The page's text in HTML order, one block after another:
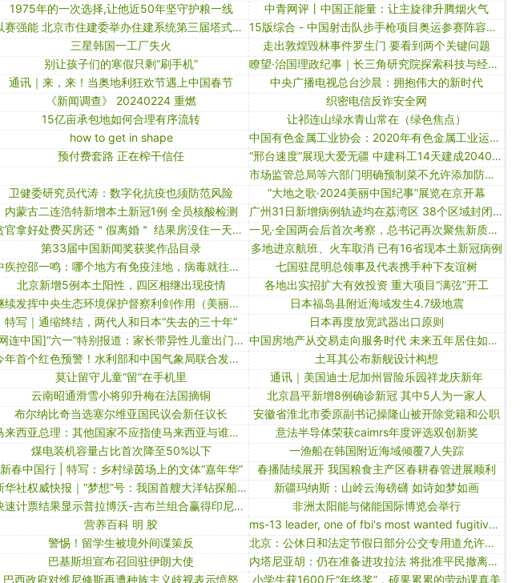
1975年的一次选择,让他近50年坚守护粮一线
中青网评丨中国正能量：让主旋律升腾烟火气
以赛强能 北京市住建委举办住建系统第三届塔式起重机司机操作技能竞赛
15版综合 - 中国射击队步手枪项目奥运参赛阵容确定
三星韩国一工厂失火
走出敦煌毁林事件罗生门 要看到两个关键问题
别让孩子们的寒假只剩“刷手机”
瞭望·治国理政纪事｜长三角研究院探索科技与经济深度融合
通讯｜来，来！当奥地利狂欢节遇上中国春节
中央广播电视总台沙晨：拥抱伟大的新时代
《新闻调查》 20240224 重燃
织密电信反诈安全网
15亿亩承包地如何合理有序流转
让祁连山绿水青山常在（绿色焦点）
how to get in shape
中国有色金属工业协会：2020年有色金属工业运行情况明显好于预期
预付费套路 正在榨干信任
“邢台速度”展现大爱无疆 中建科工14天建成2040套方舱
市场监管总局等六部门明确预制菜不允许添加防腐剂
卫健委研究员代涛：数字化抗疫也须防范风险
“大地之歌·2024美丽中国纪事”展览在京开幕
内蒙古二连浩特新增本土新冠1例 全员核酸检测
广州31日新增病例轨迹均在荔湾区 38个区域封闭管理
贪官拿好处费买房还＂假离婚＂ 结果房没住一天就进牢房
一见·全国两会后首次考察，总书记再次聚焦新质生产力
第33届中国新闻奖获奖作品目录
多地进京航班、火车取消 已有16省现本土新冠病例
中疾控邵一鸣：哪个地方有免疫洼地，病毒就往哪里躲
七国驻昆明总领事及代表携手种下友谊树
北京新增5例本土阳性，四区相继出现疫情
各地出实招扩大有效投资 重大项目“满弦”开工
继续发挥中央生态环境保护督察利剑作用（美丽中国·关注中央生态环境保护督察①）
日本福岛县附近海域发生4.7级地震
特写｜通缩终结，两代人和日本“失去的三十年”
日本再度放宽武器出口原则
[网连中国]“六一”特别报道：家长带异性儿童出门，咋上厕所？
中国房地产从交易走向服务时代 未来五年居住如何更美好？
今年首个红色预警！水利部和中国气象局联合发布红色山洪灾害气象预警
土耳其公布新舰设计构想
莫让留守儿童“留”在手机里
通讯｜美国迪士尼加州冒险乐园祥龙庆新年
云南昭通滑雪小将卯升梅在法国摘铜
北京昌平新增8例确诊新冠 其中5人为一家人
布尔纳比奇当选塞尔维亚国民议会新任议长
安徽省淮北市委原副书记操隆山被开除党籍和公职
马来西亚总理：其他国家不应指使马来西亚与谁交朋友
意法半导体荣获caimrs年度评选双创新奖
煤电装机容量占比首次降至50%以下
一渔船在韩国附近海域倾覆7人失踪
新春中国行 | 特写：乡村绿茵场上的文体“嘉年华”
春播陆续展开 我国粮食主产区春耕春管进展顺利
新华社权威快报｜“梦想”号：我国首艘大洋钻探船正式命名并试航
新疆玛纳斯：山岭云海磅礴 如诗如梦如画
快速计票结果显示普拉博沃-吉布兰组合赢得印尼总统选举
非洲太阳能与储能国际博览会举行
营养百科 明 胶
ms-13 leader, one of fbi's most wanted fugitives, arrested at california-mexico border
警惕！留学生被境外间谍策反
北京：公休日和法定节假日部分公交专用道允许社会车辆通行
巴基斯坦宣布召回驻伊朗大使
内塔尼亚胡：仍在准备进攻拉法 将批准平民撤离计划
巴西政府对维尼修斯再遭种族主义歧视表示愤怒 小学生获1600斤“年终奖”，硕果累累的劳动课真美